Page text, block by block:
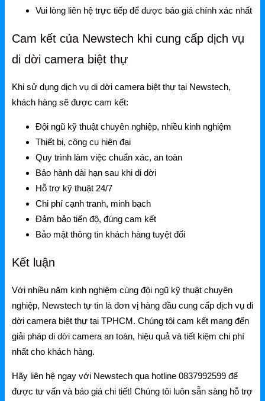
Vui lòng liên hệ trực tiếp để được báo giá chính xác nhất
Cam kết của Newstech khi cung cấp dịch vụ
di dời camera biệt thự
Khi sử dụng dịch vụ di dời camera biệt thự tại Newstech,
khách hàng sẽ được cam kết:
Đội ngũ kỹ thuật chuyên nghiệp, nhiều kinh nghiệm
Thiết bị, công cụ hiện đại
Quy trình làm việc chuẩn xác, an toàn
Bảo hành dài hạn sau khi di dời
Hỗ trợ kỹ thuật 24/7
Chi phí cạnh tranh, minh bạch
Đảm bảo tiến độ, đúng cam kết
Bảo mật thông tin khách hàng tuyệt đối
Kết luận
Với nhiều năm kinh nghiệm cùng đội ngũ kỹ thuật chuyên
nghiệp, Newstech tự tin là đơn vị hàng đầu cung cấp dịch vụ di
dời camera biệt thự tại TPHCM. Chúng tôi cam kết mang đến
giải pháp di dời camera an toàn, hiệu quả và tiết kiệm chi phí
nhất cho khách hàng.
Hãy liên hệ ngay với Newstech qua hotline 0837992599 để
được tư vấn và báo giá chi tiết! Chúng tôi luôn sẵn sàng hỗ trợ